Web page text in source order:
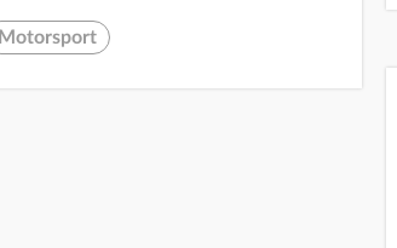
Motorsport